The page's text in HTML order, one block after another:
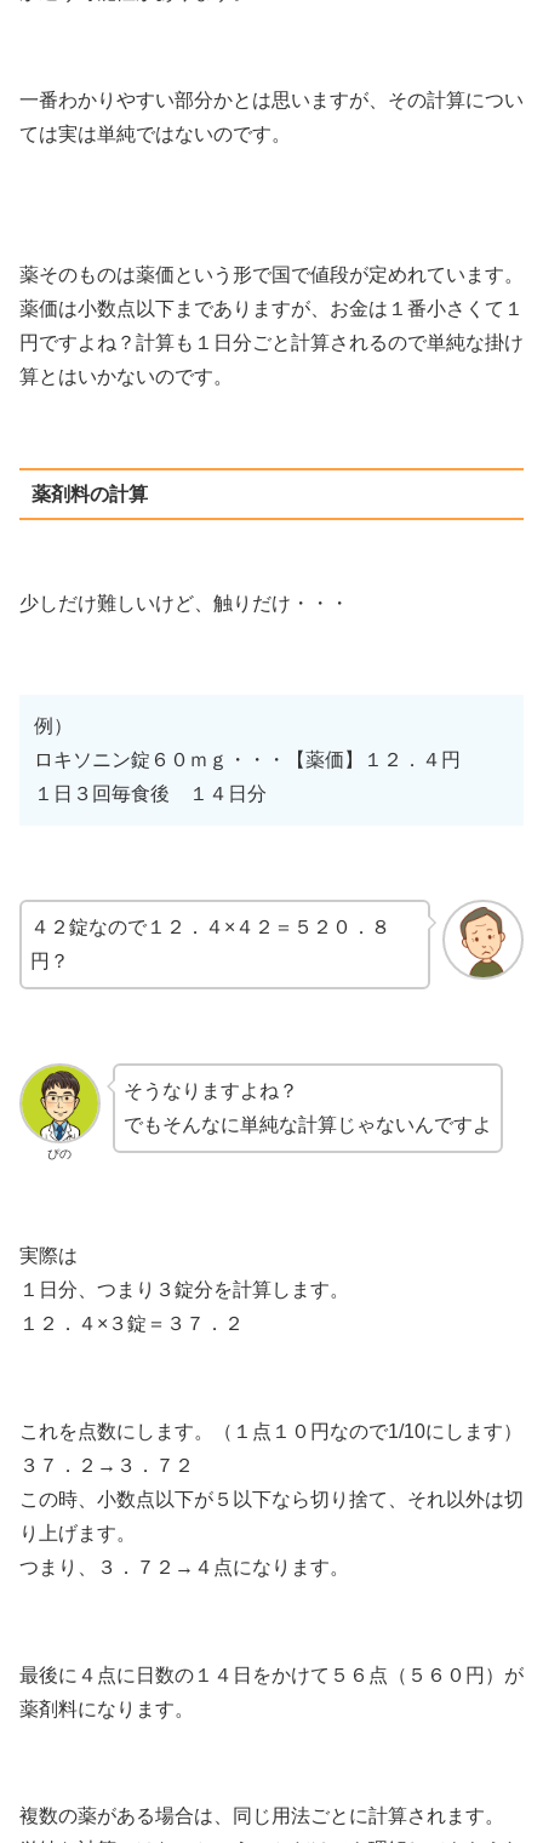
一番わかりやすい部分かとは思いますが、その計算につい
ては実は単純ではないのです。
薬そのものは薬価という形で国で値段が定めれています。
薬価は小数点以下までありますが、お金は１番小さくて１
円ですよね？計算も１日分ごと計算されるので単純な掛け
算とはいかないのです。
薬剤料の計算
少しだけ難しいけど、触りだけ・・・
例）
ロキソニン錠６０ｍｇ・・・【薬価】１２．４円
１日３回毎食後 １４日分
４２錠なので１２．４×４２＝５２０．８
円？
ぴの
そうなりますよね？
でもそんなに単純な計算じゃないんですよ
実際は
１日分、つまり３錠分を計算します。
１２．４×３錠＝３７．２
これを点数にします。（１点１０円なので1/10にします）
３７．２→３．７２
この時、小数点以下が５以下なら切り捨て、それ以外は切
り上げます。
つまり、３．７２→４点になります。
最後に４点に日数の１４日をかけて５６点（５６０円）が
薬剤料になります。
複数の薬がある場合は、同じ用法ごとに計算されます。